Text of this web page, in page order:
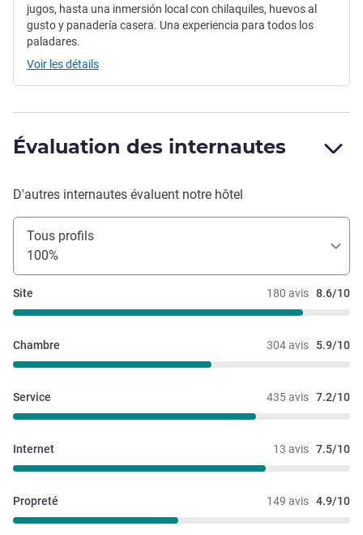
jugos, hasta una inmersión local con chilaquiles, huevos al
gusto y panadería casera. Una experiencia para todos los
paladares.
Voir les détails
Évaluation des internautes
D'autres internautes évaluent notre hôtel
Tous profils
100%
180 avis 8.6/10
Site
304 avis 5.9/10
Chambre
435 avis 7.2/10
Service
13 avis 7.5/10
Internet
149 avis 4.9/10
Propreté